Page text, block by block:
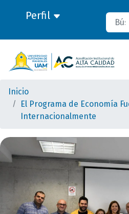
Perfil Buscar
Inicio
El Programa de Economía
Internacionalmente